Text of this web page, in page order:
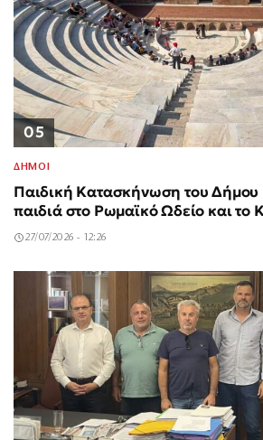
05
ΔΗΜΟΙ
Παιδική Κατασκήνωση του
παιδιά στο Ρωμαϊκό Ωδείο και το
27/07/2026 - 12:26